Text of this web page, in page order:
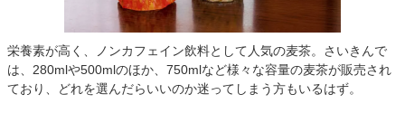
栄養素が高く、ノンカフェイン飲料として人気の麦茶。さいきんで
は、280mlや500mlのほか、750mlなど様々な容量の麦茶が販売され
ており、どれを選んだらいいのか迷ってしまう方もいるはず。